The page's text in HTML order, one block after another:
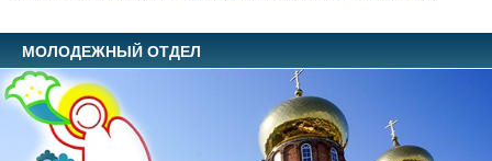
МОЛОДЕЖНЫЙ ОТДЕЛ